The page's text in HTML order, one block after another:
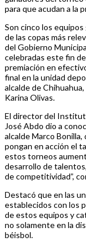
para que acudan a la
Son cinco los
de las copas más
del Gobierno
celebradas este fin
premiación en
final en la unidad
alcalde de
Karina Olivas.
El director del
José Abdo dio a
alcalde Marco
pongan en acción el
estos torneos
desarrollo de
de competitividad”,
Destacó que en las
establecidos con los
de estos equipos y
no solamente en la
béisbol.